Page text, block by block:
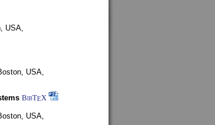
USA,
USA,
BibTEX
USA,